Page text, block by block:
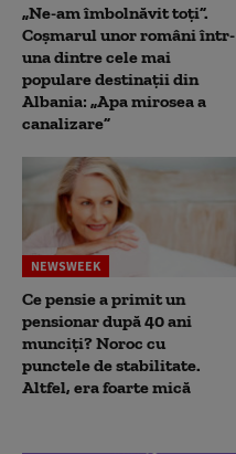
„Ne-am îmbolnăvit toți”.
Coșmarul unor români într-
una dintre cele mai
populare destinații din
Albania: „Apa mirosea a
canalizare”
NEWSWEEK
Ce pensie a primit un
pensionar după 40 ani
munciți? Noroc cu
punctele de stabilitate.
Altfel, era foarte mică